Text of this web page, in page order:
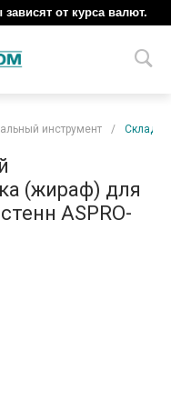
от курса валют.
инструмент /
(жираф) для
ASPRO-